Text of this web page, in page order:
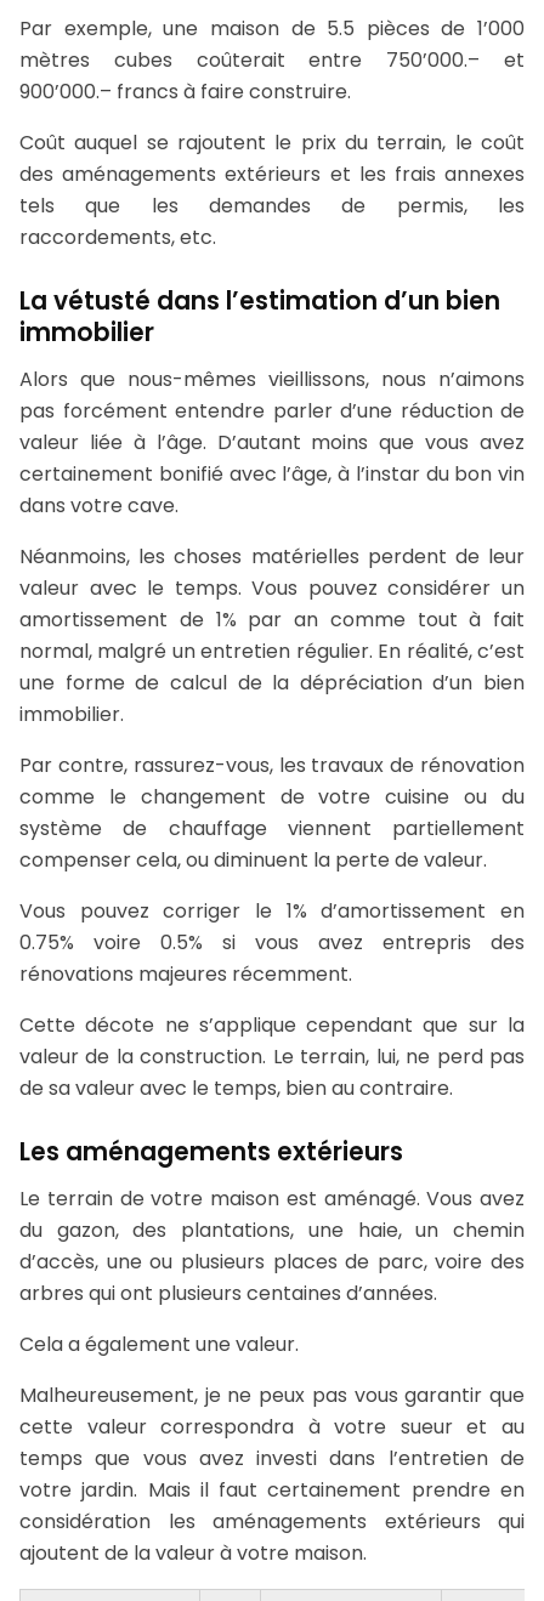
Par exemple, une maison de 5.5 pièces de 1’000
mètres cubes coûterait entre 750’000.– et
900’000.– francs à faire construire.
Coût auquel se rajoutent le prix du terrain, le coût
des aménagements extérieurs et les frais annexes
tels que les demandes de permis, les
raccordements, etc.
La vétusté dans l’estimation d’un bien
immobilier
Alors que nous-mêmes vieillissons, nous n’aimons
pas forcément entendre parler d’une réduction de
valeur liée à l’âge. D’autant moins que vous avez
certainement bonifié avec l’âge, à l’instar du bon vin
dans votre cave.
Néanmoins, les choses matérielles perdent de leur
valeur avec le temps. Vous pouvez considérer un
amortissement de 1% par an comme tout à fait
normal, malgré un entretien régulier. En réalité, c’est
une forme de calcul de la dépréciation d’un bien
immobilier.
Par contre, rassurez-vous, les travaux de rénovation
comme le changement de votre cuisine ou du
système de chauffage viennent partiellement
compenser cela, ou diminuent la perte de valeur.
Vous pouvez corriger le 1% d’amortissement en
0.75% voire 0.5% si vous avez entrepris des
rénovations majeures récemment.
Cette décote ne s’applique cependant que sur la
valeur de la construction. Le terrain, lui, ne perd pas
de sa valeur avec le temps, bien au contraire.
Les aménagements extérieurs
Le terrain de votre maison est aménagé. Vous avez
du gazon, des plantations, une haie, un chemin
d’accès, une ou plusieurs places de parc, voire des
arbres qui ont plusieurs centaines d’années.
Cela a également une valeur.
Malheureusement, je ne peux pas vous garantir que
cette valeur correspondra à votre sueur et au
temps que vous avez investi dans l’entretien de
votre jardin. Mais il faut certainement prendre en
considération les aménagements extérieurs qui
ajoutent de la valeur à votre maison.